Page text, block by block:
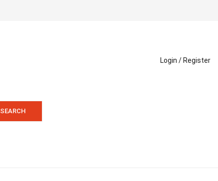
Login / Register
SEARCH